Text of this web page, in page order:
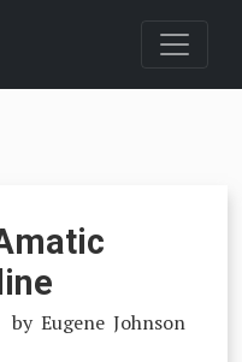
by Eugene Johnson